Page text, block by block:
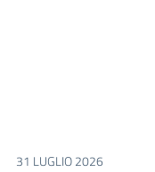
31 LUGLIO 2026